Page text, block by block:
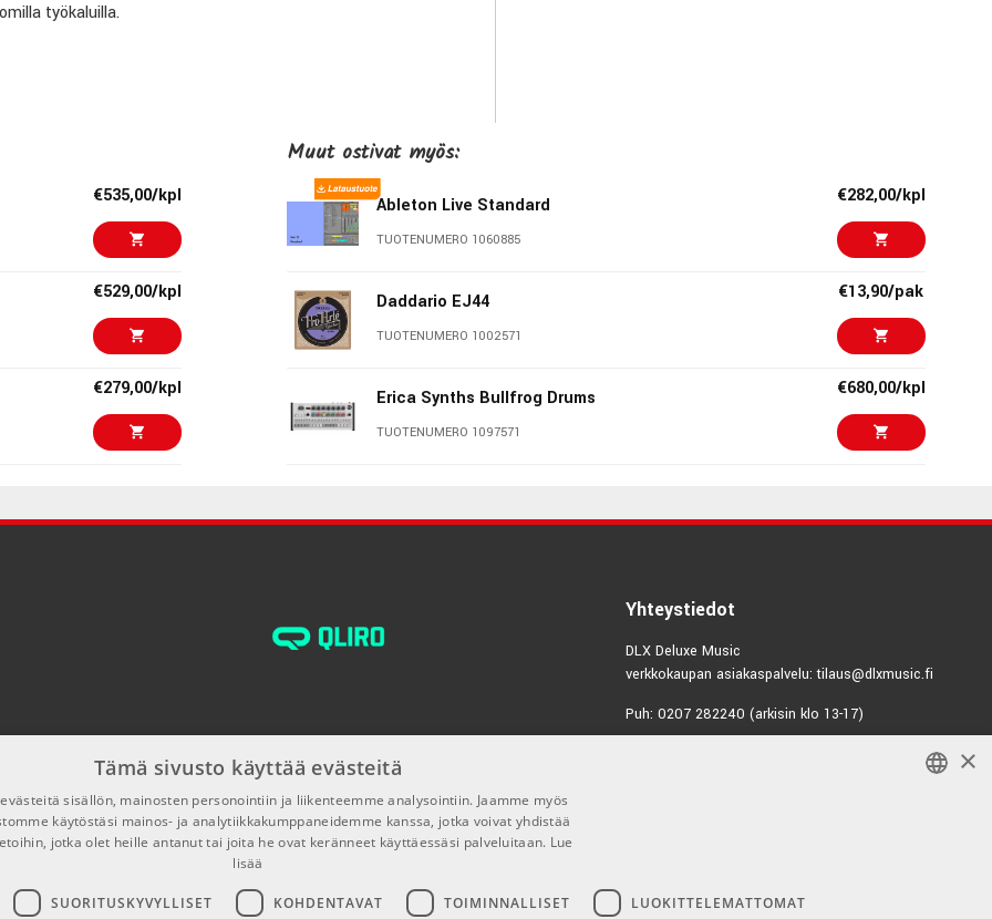
työkaluilla.
presettejä ja looppeja.
löytämiseen.
€535,00/kpl
€529,00/kpl
€279,00/kpl
€625,00/kpl
Muut ostivat myös:
Ableton Live Standard
TUOTENUMERO 1060885
€282,00/kpl
Daddario EJ44
TUOTENUMERO 1002571
€13,90/pak
Erica Synths Bullfrog Drums
TUOTENUMERO 1097571
€680,00/kpl
TUOTENUMERO 1084777
TUOTENUMERO 1044860
KORG MINILOGUE-XD-M Analogue €555,00/kpl
TUOTENUMERO 1092152
Gauge
Yhteystiedot
DLX Deluxe Music
verkkokaupan asiakaspalvelu: tilaus@dlxmusic.fi
Puh: 0207 282240 (arkisin klo 13-17)
×
Tämä sivusto käyttää evästeitä
sisällön, mainosten personointiin ja liikenteemme analysointiin. Jaamme myös
käytöstäsi mainos- ja analytiikkakumppaneidemme kanssa, jotka voivat yhdistää
jotka olet heille antanut tai joita he ovat keränneet käyttäessäsi palveluitaan. Lue
lisää
SUORITUSKYVYLLISET KOHDENTAVAT TOIMINNALLISET LUOKITTELEMATTOMAT